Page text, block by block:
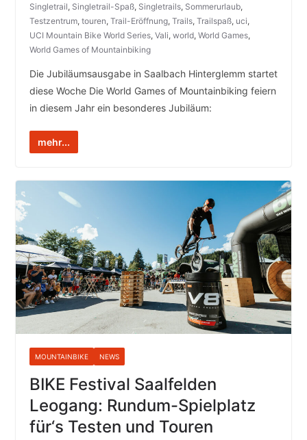
Singletrail, Singletrail-Spaß, Singletrails, Sommerurlaub,
Testzentrum, touren, Trail-Eröffnung, Trails, Trailspaß, uci,
UCI Mountain Bike World Series, Vali, world, World Games,
World Games of Mountainbiking
Die Jubiläumsausgabe in Saalbach Hinterglemm startet
diese Woche Die World Games of Mountainbiking feiern
in diesem Jahr ein besonderes Jubiläum:
mehr...
MOUNTAINBIKE NEWS
BIKE Festival Saalfelden
Leogang: Rundum-Spielplatz
für‘s Testen und Touren